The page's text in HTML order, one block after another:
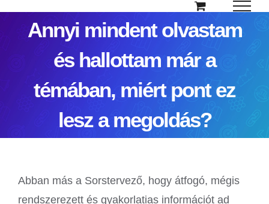
Kihagyás
Annyi mindent olvastam
és hallottam már a
témában, miért pont ez
lesz a megoldás?
Abban más a Sorstervező, hogy átfogó, mégis
rendszerezett és gyakorlatias információt ad